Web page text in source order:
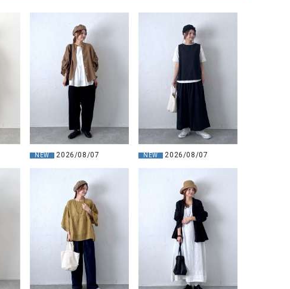
ー）
（ｇ） （グラム） upper hights（アッパーハイ
Gives a sense of fullment +phenix（フェニックス）
HUNTER（ハンター） WILD THINGS（ワイルドシ
ICHI（イチ）
ILIMA（イリマ）
NEW 2026/08/07 NEW 2026/08/07